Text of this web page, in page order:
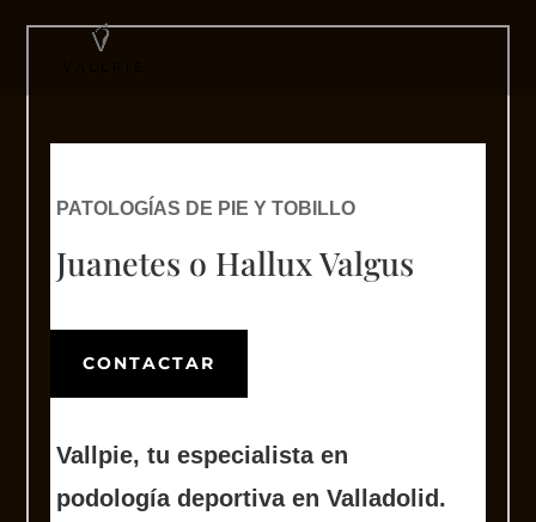
PATOLOGÍAS DE PIE Y TOBILLO
Juanetes o Hallux Valgus
CONTACTAR
Vallpie, tuespecialista en
podología deportiva en Valladolid.